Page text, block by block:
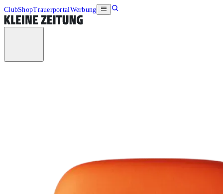
ClubShopTrauerportalWerbung